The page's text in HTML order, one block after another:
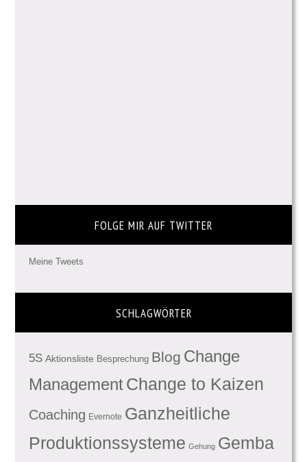
FOLGE MIR AUF TWITTER
Meine Tweets
SCHLAGWÖRTER
5S Aktionsliste Besprechung Blog Change
ManagementChange to Kaizen
Coaching Evernote Ganzheitliche
Produktionssysteme Gehung Gemba